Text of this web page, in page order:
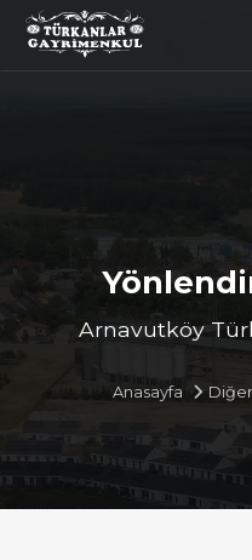
Arnavutköy
Anasayfa Diğer